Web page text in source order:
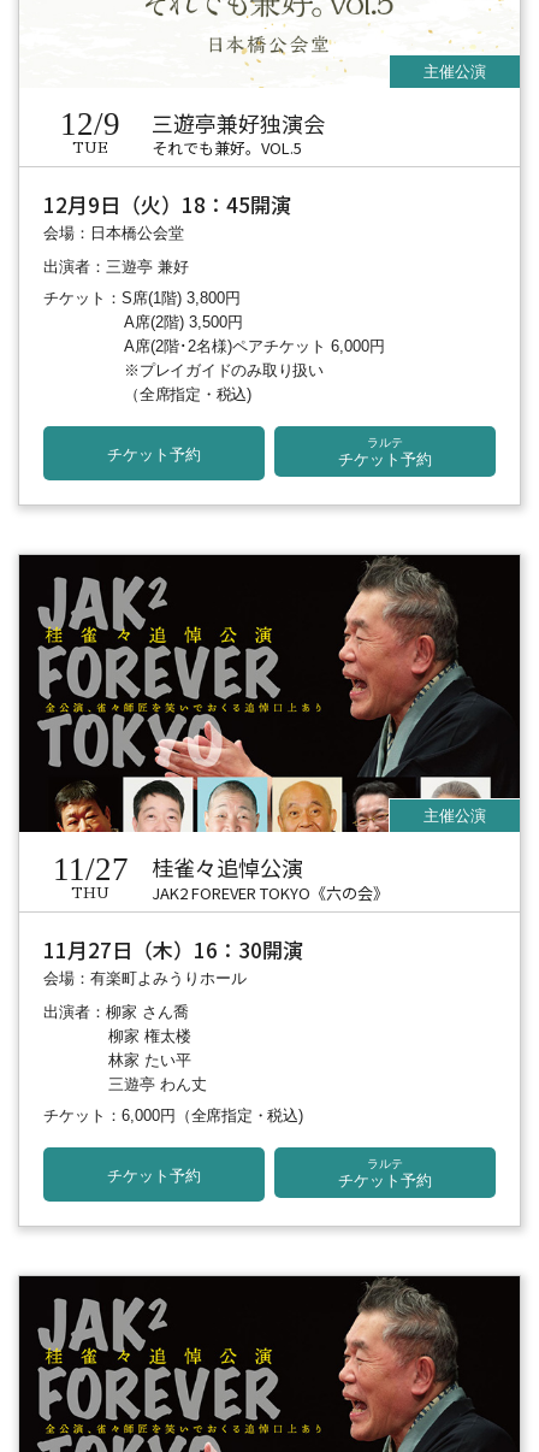
12/9
TUE
三遊亭兼好独演会
それでも兼好。VOL.5
12月9日（火）18：45開演
会場：日本橋公会堂
出演者：三遊亭 兼好
チケット：S席(1階) 3,800円
A席(2階) 3,500円
A席(2階･2名様)ペアチケット 6,000円
※プレイガイドのみ取り扱い
（全席指定・税込)
チケット予約
ラルテ
チケット予約
11/27
THU
桂雀々追悼公演
JAK2 FOREVER TOKYO《六の会》
11月27日（木）16：30開演
会場：有楽町よみうりホール
出演者：柳家 さん喬
柳家 権太楼
林家 たい平
三遊亭 わん丈
チケット：6,000円
（全席指定・税込)
チケット予約
ラルテ
チケット予約